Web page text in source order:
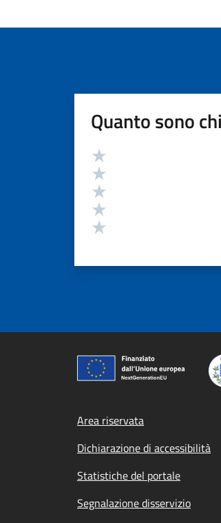
Quanto sono
Valutazione
Footer menu
Area riservata
Dichiarazione di accessibilità
Statistiche del portale
Segnalazione disservizio